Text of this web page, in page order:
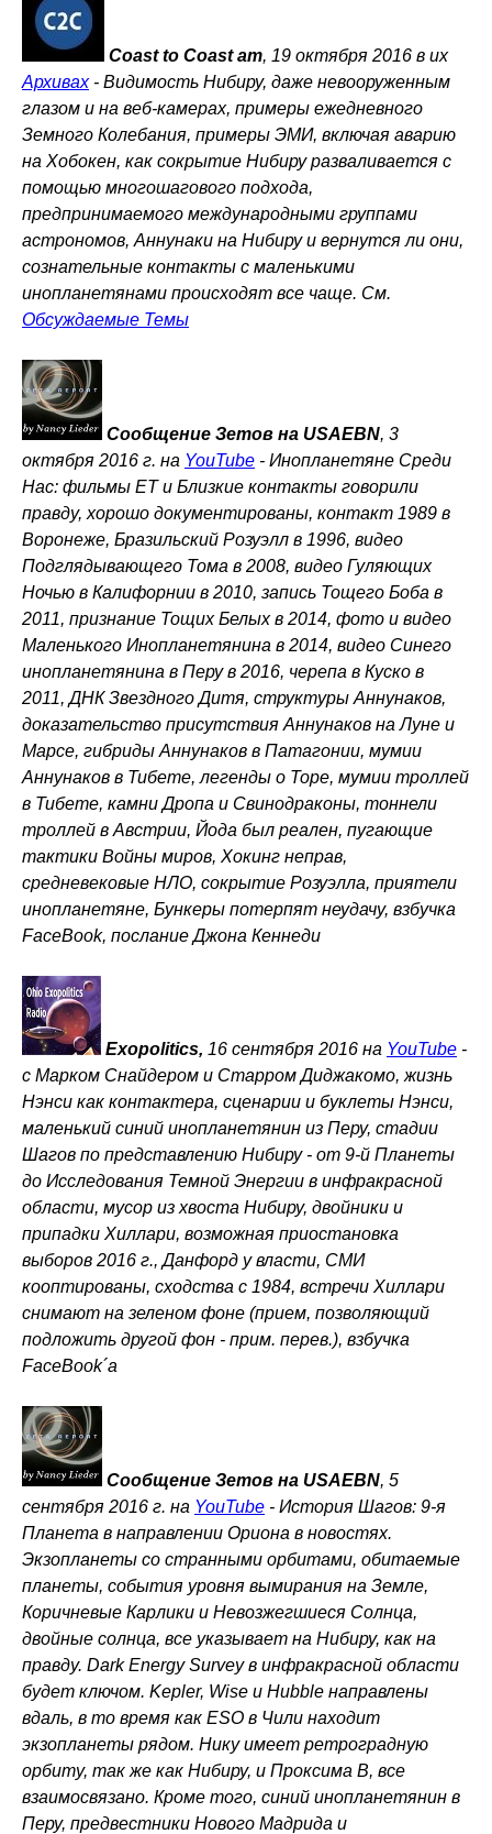
Coast to Coast am, 19 октября 2016 в их
Архивах- Видимость Нибиру, даже невооруженным
глазом и на веб-камерах, примеры ежедневного
Земного Колебания, примеры ЭМИ, включая аварию
на Хобокен, как сокрытие Нибиру разваливается с
помощью многошагового подхода,
предпринимаемого международными группами
астрономов, Аннунаки на Нибиру и вернутся ли они,
сознательные контакты с маленькими
инопланетянами происходят все чаще. См.
Обсуждаемые Темы
Сообщение Зетов на USAEBN, 3
октября 2016 г. на YouTube - Инопланетяне Среди
Нас: фильмы ET и Близкие контакты говорили
правду, хорошо документированы, контакт 1989 в
Воронеже, Бразильский Розуэлл в 1996, видео
Подглядывающего Тома в 2008, видео Гуляющих
Ночью в Калифорнии в 2010, запись Тощего Боба в
2011, признание Тощих Белых в 2014, фото и видео
Маленького Инопланетянина в 2014, видео Синего
инопланетянина в Перу в 2016, черепа в Куско в
2011, ДНК Звездного Дитя, структуры Аннунаков,
доказательство присутствия Аннунаков на Луне и
Марсе, гибриды Аннунаков в Патагонии, мумии
Аннунаков в Тибете, легенды о Торе, мумии троллей
в Тибете, камни Дропа и Свинодраконы, тоннели
троллей в Австрии, Йода был реален, пугающие
тактики Войны миров, Хокинг неправ,
средневековые НЛО, сокрытие Розуэлла, приятели
инопланетяне, Бункеры потерпят неудачу, взбучка
FaceBook, послание Джона Кеннеди
Exopolitics, 16 сентября 2016 на YouTube -
с Марком Снайдером и Старром Диджакомо, жизнь
Нэнси как контактера, сценарии и буклеты Нэнси,
маленький синий инопланетянин из Перу, стадии
Шагов по представлению Нибиру - от 9-й Планеты
до Исследования Темной Энергии в инфракрасной
области, мусор из хвоста Нибиру, двойники и
припадки Хиллари, возможная приостановка
выборов 2016 г., Данфорд у власти, СМИ
кооптированы, сходства с 1984, встречи Хиллари
снимают на зеленом фоне (прием, позволяющий
подложить другой фон - прим. перев.), взбучка
FaceBook´а
Сообщение Зетов на USAEBN, 5
сентября 2016 г. на YouTube - История Шагов: 9-я
Планета в направлении Ориона в новостях.
Экзопланеты со странными орбитами, обитаемые
планеты, события уровня вымирания на Земле,
Коричневые Карлики и Невозжегшиеся Солнца,
двойные солнца, все указывает на Нибиру, как на
правду. Dark Energy Survey в инфракрасной области
будет ключом. Kepler, Wise и Hubble направлены
вдаль, в то время как ESO в Чили находит
экзопланеты рядом. Нику имеет ретроградную
орбиту, так же как Нибиру, и Проксима B, все
взаимосвязано. Кроме того, синий инопланетянин в
Перу, предвестники Нового Мадрида и